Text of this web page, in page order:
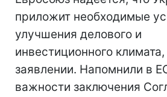
приложит необходимые
улучшения делового и
инвестиционного
заявлении. Напомнили в
важности заключения